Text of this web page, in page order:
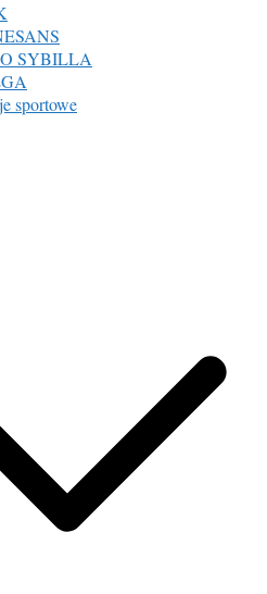
SYBILLA
sportowe